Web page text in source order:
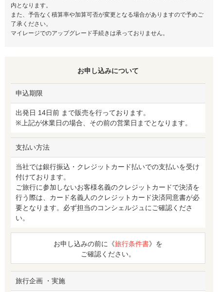
内となります。
また、予告なく積算率や加算可否が変更となる場合がありますので予めご
了承ください。
マイレージでのアップグレード手続きは承っておりません。
お申し込みについて
申込期限
出発日 14日前 まで販売を行っております。
※上記が休業日の場合、その前の営業日までとなります。
支払い方法
当社では銀行振込・クレジットカード払いでの支払いを受け
付けております。
ご旅行に参加しないお客様名義のクレジットカードで決済を
行う際は、カード名義人のクレジットカード決済同意書が必
要となります。必ず担当のコンシェルジュにご確認くださ
い。
お申し込みの前に《旅行条件書》を
ご確認ください。
旅行企画 ・実施